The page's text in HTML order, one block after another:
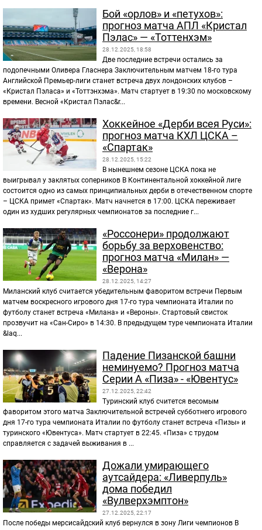
Бой «орлов» и «петухов»:
прогноз матча АПЛ «Кристал
Пэлас» — «Тоттенхэм»
28.12.2025, 18:58
Две последние встречи остались за
подопечными Оливера Гласнера Заключительным матчем 18-го тура
Английской Премьер-лиги станет встреча двух лондонских клубов –
«Кристал Пэласа» и «Тоттэнхэма». Матч стартует в 19:30 по московскому
времени. Весной «Кристал Пэлас&r...
Хоккейное «Дерби всея Руси»:
прогноз матча КХЛ ЦСКА –
«Спартак»
28.12.2025, 15:22
В нынешнем сезоне ЦСКА пока не
выигрывал у заклятых соперников В Континентальной хоккейной лиге
состоится одно из самых принципиальных дерби в отечественном спорте
– ЦСКА примет «Спартак». Матч начнется в 17:00. ЦСКА переживает
один из худших регулярных чемпионатов за последние г...
«Россонери» продолжают
борьбу за верховенство:
прогноз матча «Милан» —
«Верона»
28.12.2025, 14:27
Миланский клуб считается убедительным фаворитом встречи Первым
матчем воскресного игрового дня 17-го тура чемпионата Италии по
футболу станет встреча «Милана» и «Вероны». Стартовый свисток
прозвучит на «Сан-Сиро» в 14:30. В предыдущем туре чемпионата Италии
&laq...
Падение Пизанской башни
неминуемо? Прогноз матча
Серии А «Пиза» - «Ювентус»
27.12.2025, 22:42
Туринский клуб считется весомым
фаворитом этого матча Заключительной встречей субботнего игрового
дня 17-го тура чемпионата Италии по футболу станет встреча «Пизы» и
туринского «Ювентуса». Матч стартует в 22:45. «Пиза» с трудом
справляется с задачей выживания в ...
Дожали умирающего
аутсайдера: «Ливерпуль»
дома победил
«Вулверхэмптон»
27.12.2025, 22:17
После победы мерсисайдский клуб вернулся в зону Лиги чемпионов В